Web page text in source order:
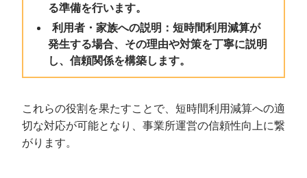
る準備を行います。
利用者・家族への説明：短時間利用減算が
発生する場合、その理由や対策を丁寧に説明
し、信頼関係を構築します。
これらの役割を果たすことで、短時間利用減算への適
切な対応が可能となり、事業所運営の信頼性向上に繋
がります。